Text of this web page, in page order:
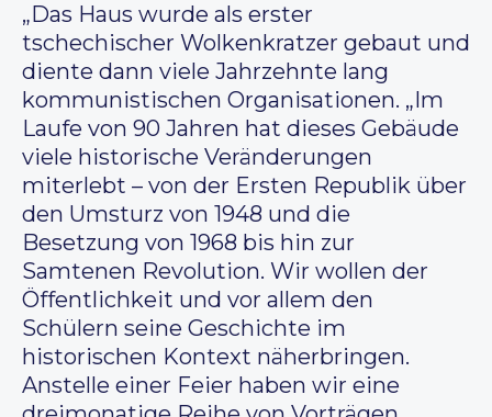
„Das Haus wurde als erster
tschechischer Wolkenkratzer gebaut und
diente dann viele Jahrzehnte lang
kommunistischen Organisationen. „Im
Laufe von 90 Jahren hat dieses Gebäude
viele historische Veränderungen
miterlebt – von der Ersten Republik über
den Umsturz von 1948 und die
Besetzung von 1968 bis hin zur
Samtenen Revolution. Wir wollen der
Öffentlichkeit und vor allem den
Schülern seine Geschichte im
historischen Kontext näherbringen.
Anstelle einer Feier haben wir eine